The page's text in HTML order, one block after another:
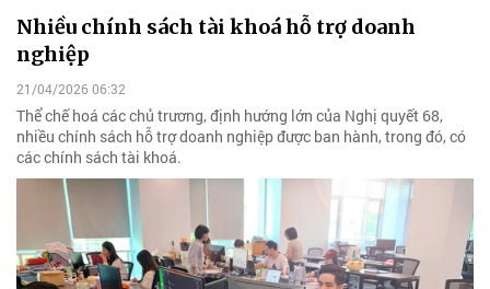
Nhiều chính sách tài khoá hỗ trợ doanh
nghiệp
21/04/2026 06:32
Thể chế hoá các chủ trương, định hướng lớn của Nghị quyết 68,
nhiều chính sách hỗ trợ doanh nghiệp được ban hành, trong đó, có
các chính sách tài khoá.